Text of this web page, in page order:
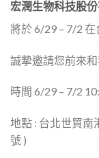
宏潤生物科技股
將於 6/29 – 7/2
誠摯邀請您前來
時間 6/29 – 7/2
地點 : 台北世貿南
號 )